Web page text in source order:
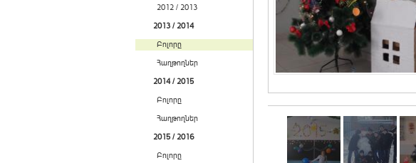
2012 / 2013
2013 / 2014
Բոլորը
Հաղթողներ
2014 / 2015
Բոլորը
Հաղթողներ
2015 / 2016
Բոլորը